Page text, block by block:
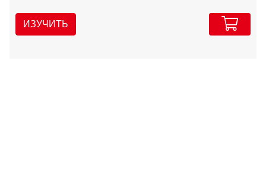
ИЗУЧИТЬ